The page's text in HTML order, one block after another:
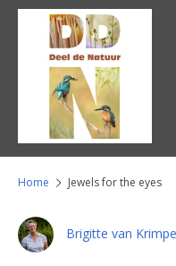
Home Jewels for the eyes
Brigitte van